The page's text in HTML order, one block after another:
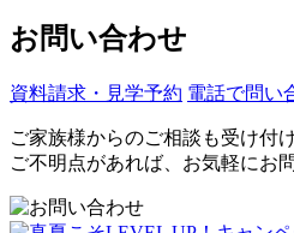
お問い合わせ
資料請求・見学予約 電話で問い
ご家族様からのご相談も受け付
ご不明点があれば、お気軽にお